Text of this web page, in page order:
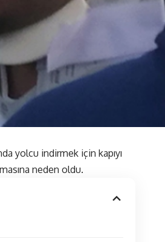
yolcu indirmek için kapıyı
neden oldu.